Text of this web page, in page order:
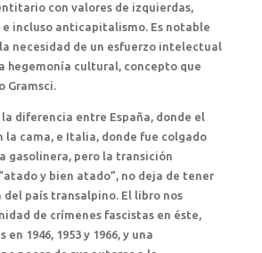
con valores de izquierdas,
incluso anticapitalismo. Es notable
necesidad de un esfuerzo intelectual
hegemonía cultural, concepto que
Gramsci.
la diferencia entre España, donde el
la cama, e Italia, donde fue colgado
gasolinera, pero la transición
y bien atado”, no deja de tener
país transalpino. El libro nos
de crímenes fascistas en éste,
1946, 1953 y 1966, y una